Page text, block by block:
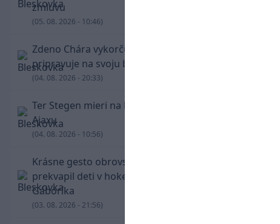
zmluvu
(05. 08. 2026 - 10:46)
Zdeno Chára vykorčuľoval na ľad! V Trenčíne sa
pripravuje na svoju blížiacu sa rozlúčku
(04. 08. 2026 - 20:33)
Ter Stegen mieri na hosťovanie do slávneho
Ajaxu
(04. 08. 2026 - 10:56)
Krásne gesto obrovskej legendy. Chára
prekvapil deti v hokejovej škole Mariána
Gáboríka
(03. 08. 2026 - 21:56)